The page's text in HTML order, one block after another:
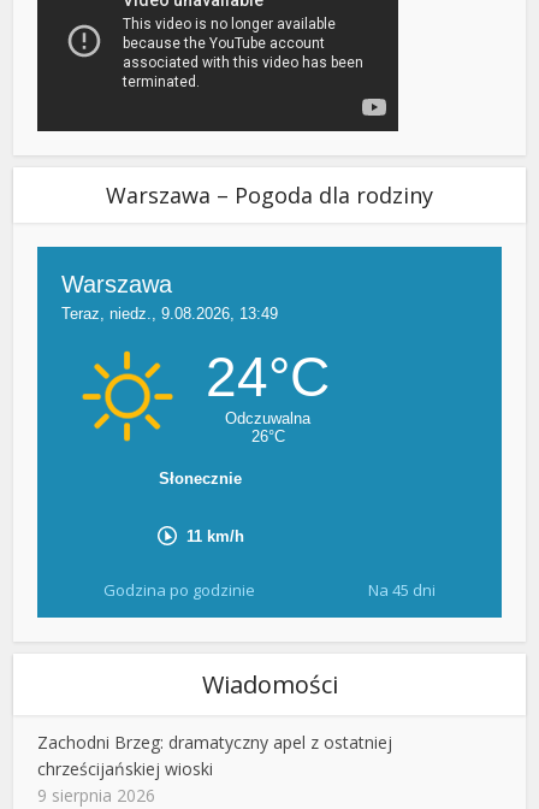
Warszawa – Pogoda dla rodziny
Godzina po godzinie Na 45 dni
Wiadomości
Zachodni Brzeg: dramatyczny apel z ostatniej
chrześcijańskiej wioski
9 sierpnia 2026